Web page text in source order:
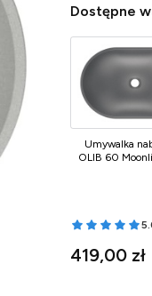
Dostępne
Umywalka
OLIB 60
Cena
419,00 zł